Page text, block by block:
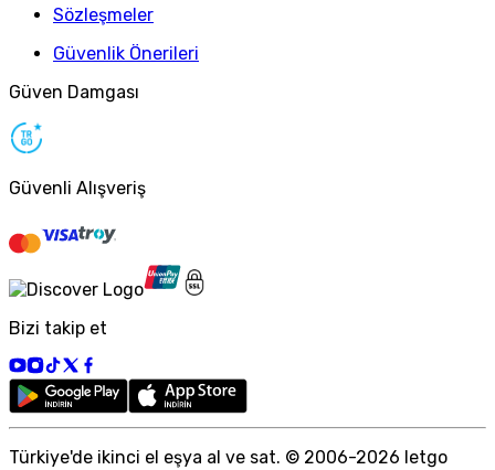
Sözleşmeler
Güvenlik Önerileri
Güven Damgası
Güvenli Alışveriş
Bizi takip et
Türkiye'de ikinci el eşya al ve sat. © 2006-2026 letgo